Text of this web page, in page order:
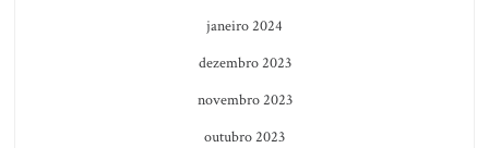
janeiro 2024
dezembro 2023
novembro 2023
outubro 2023